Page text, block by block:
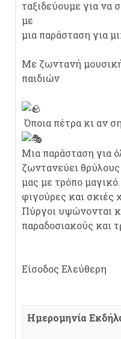
ταξιδεύουμε για να
με
μια παράσταση για
Με ζωντανή
παιδιών
Όποια πέτρα κι αν
Μια παράσταση για
ζωντανεύει
μας με τρόπο
φιγούρες και σκιές
Πύργοι υψώνονται
παραδοσιακούς και
Είσοδος Ελεύθερη
Ημερομηνία